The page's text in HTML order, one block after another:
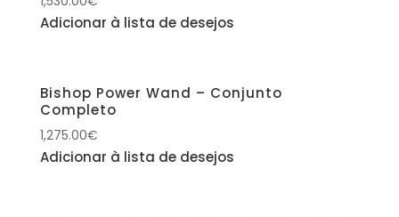
Adicionar à lista de desejos
Bishop Power Wand – Conjunto
Completo
1,275.00€
Adicionar à lista de desejos